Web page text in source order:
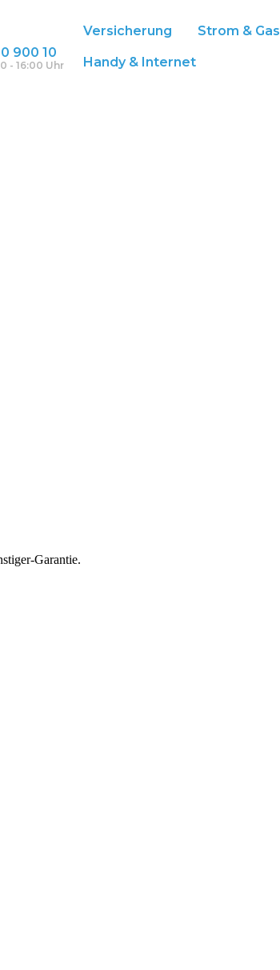
900 10
- 16:00 Uhr
Versicherung Strom & Gas
Handy & Internet
Garantie.